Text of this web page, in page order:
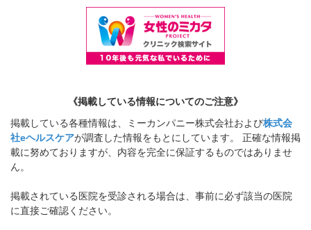
《掲載している情報についてのご注意》
掲載している各種情報は、ミーカンパニー株式会社および株式会
社eヘルスケアが調査した情報をもとにしています。 正確な情報掲
載に努めておりますが、内容を完全に保証するものではありませ
ん。
掲載されている医院を受診される場合は、事前に必ず該当の医院
に直接ご確認ください。